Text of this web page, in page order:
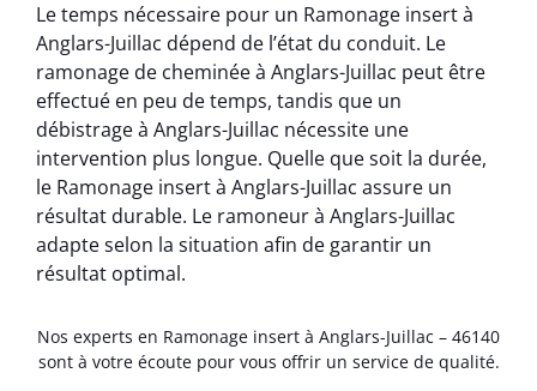
Le temps nécessaire pour un Ramonage insert à
Anglars-Juillac dépend de l’état du conduit. Le
ramonage de cheminée à Anglars-Juillac peut être
effectué en peu de temps, tandis que un
débistrage à Anglars-Juillac nécessite une
intervention plus longue. Quelle que soit la durée,
le Ramonage insert à Anglars-Juillac assure un
résultat durable. Le ramoneur à Anglars-Juillac
adapte selon la situation afin de garantir un
résultat optimal.
Nos experts en Ramonage insert à Anglars-Juillac – 46140
sont à votre écoute pour vous offrir un service de qualité.